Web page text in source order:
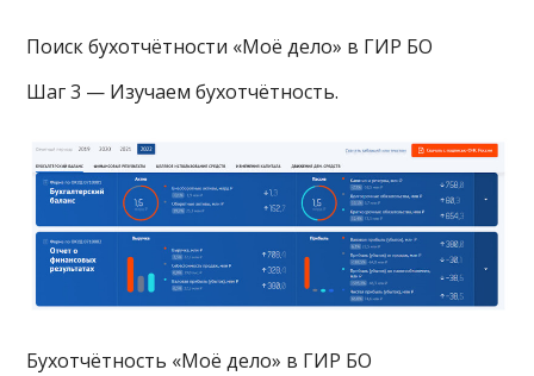
Поиск бухотчётности «Моё дело» в ГИР БО
Шаг 3 — Изучаем бухотчётность.
Бухотчётность «Моё дело» в ГИР БО